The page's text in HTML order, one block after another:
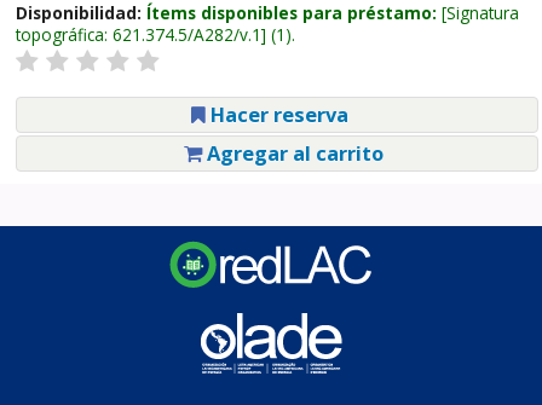
Disponibilidad: Ítems disponibles para préstamo: Signatura
topográfica: 621.374.5/A282/v.1 (1).
Hacer reserva
Agregar al carrito